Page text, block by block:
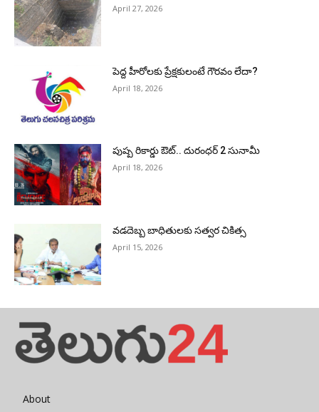
April 27, 2026
పెద్ద హీరోల‌కు ప్రేక్ష‌కులంటే గౌర‌వం లేదా?
April 18, 2026
పుష్ప రికార్డు ఔట్‌.. దురంధ‌ర్ 2 సునామీ
April 18, 2026
వడదెబ్బ బాధితులకు సత్వర చికిత్స
April 15, 2026
About